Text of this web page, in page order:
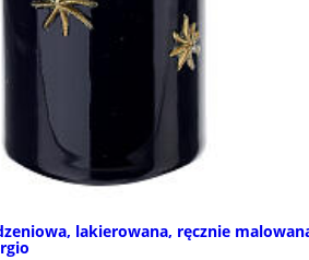
lakierowana, ręcznie